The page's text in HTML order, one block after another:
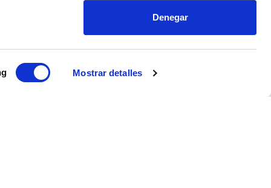
Mostrar detalles
Denegar